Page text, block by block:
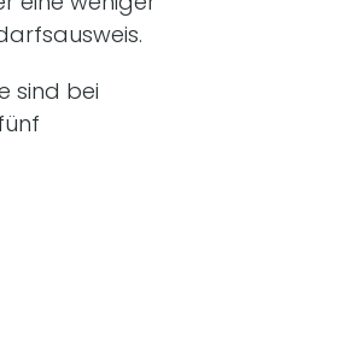
sind bei